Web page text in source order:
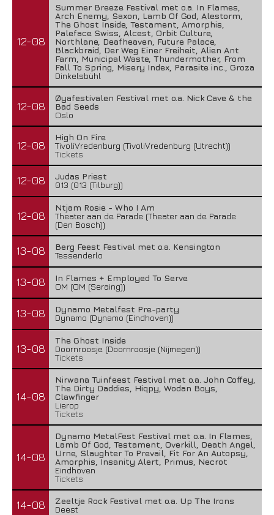
12-08
Summer Breeze Festival met o.a. In Flames,
Arch Enemy, Saxon, Lamb Of God, Alestorm,
The Ghost Inside, Testament, Amorphis,
Paleface Swiss, Alcest, Orbit Culture,
Northlane, Deafheaven, Future Palace,
Blackbraid, Der Weg Einer Freiheit, Alien Ant
Farm, Municipal Waste, Thundermother, From
Fall To Spring, Misery Index, Parasite inc., Groza
Dinkelsbühl
12-08
Øyafestivalen Festival met o.a. Nick Cave & the
Bad Seeds
Oslo
12-08
High On Fire
TivoliVredenburg (TivoliVredenburg (Utrecht))
Tickets
12-08
Judas Priest
013 (013 (Tilburg))
12-08
Ntjam Rosie - Who I Am
Theater aan de Parade (Theater aan de Parade
(Den Bosch))
13-08
Berg Feest Festival met o.a. Kensington
Tessenderlo
13-08
In Flames + Employed To Serve
OM (OM (Seraing))
13-08
Dynamo Metalfest Pre-party
Dynamo (Dynamo (Eindhoven))
13-08
The Ghost Inside
Doornroosje (Doornroosje (Nijmegen))
Tickets
14-08
Nirwana Tuinfeest Festival met o.a. John Coffey,
The Dirty Daddies, Hiqpy, Wodan Boys,
Clawfinger
Lierop
Tickets
14-08
Dynamo MetalFest Festival met o.a. In Flames,
Lamb Of God, Testament, Overkill, Death Angel,
Urne, Slaughter To Prevail, Fit For An Autopsy,
Amorphis, Insanity Alert, Primus, Necrot
Eindhoven
Tickets
14-08
Zeeltje Rock Festival met o.a. Up The Irons
Deest